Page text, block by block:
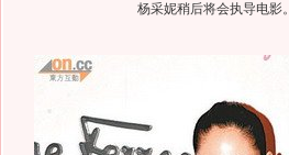
杨采妮稍后将会执导电影。